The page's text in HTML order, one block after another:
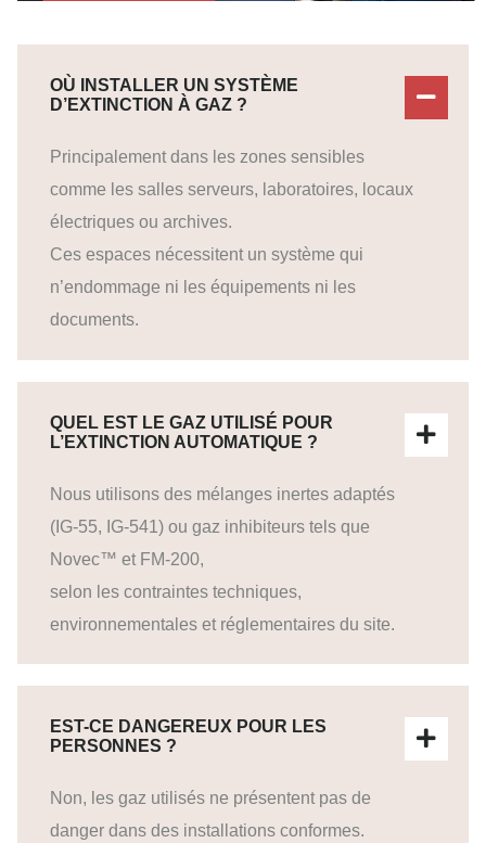
OÙ INSTALLER UN SYSTÈME
D’EXTINCTION À GAZ ?
Principalement dans les zones sensibles
comme les salles serveurs, laboratoires, locaux
électriques ou archives.
Ces espaces nécessitent un système qui
n’endommage ni les équipements ni les
documents.
QUEL EST LE GAZ UTILISÉ POUR
L’EXTINCTION AUTOMATIQUE ?
Nous utilisons des mélanges inertes adaptés
(IG-55, IG-541) ou gaz inhibiteurs tels que
Novec™ et FM-200,
selon les contraintes techniques,
environnementales et réglementaires du site.
EST-CE DANGEREUX POUR LES
PERSONNES ?
Non, les gaz utilisés ne présentent pas de
danger dans des installations conformes.